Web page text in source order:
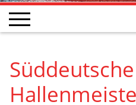
Süddeutsche